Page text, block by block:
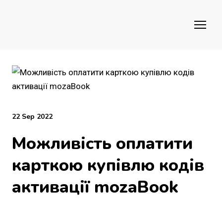
22 Sep 2022
Можливість оплатити
карткою купівлю кодів
активації mozaBook